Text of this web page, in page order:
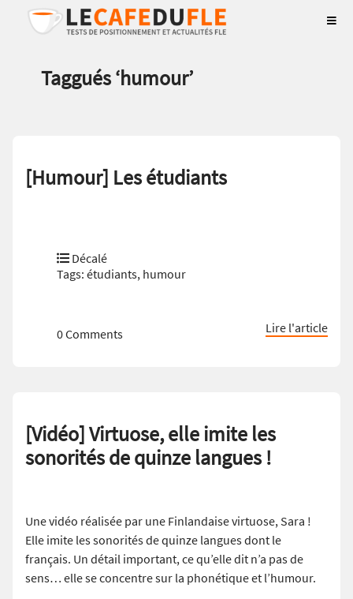
Taggués ‘humour’
[Humour] Les étudiants
Décalé
Tags: étudiants, humour
0 Comments Lire l'article
[Vidéo] Virtuose, elle imite les
sonorités de quinze langues !
Une vidéo réalisée par une Finlandaise virtuose, Sara !
Elle imite les sonorités de quinze langues dont le
français. Un détail important, ce qu’elle dit n’a pas de
sens… elle se concentre sur la phonétique et l’humour.